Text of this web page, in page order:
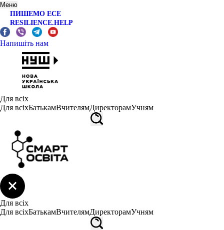
Меню
ПИШЕМО ЕСЕ
RESILIENCE.HELP
Напишіть нам
Для всіх
Для всіхБатькамВчителямДиректорамУчням
Для всіх
Для всіхБатькамВчителямДиректорамУчням